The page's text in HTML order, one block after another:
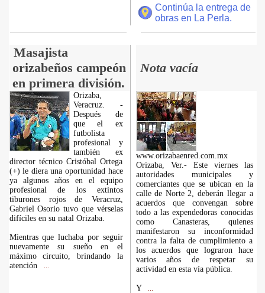
Continúa la entrega de
obras en La Perla.
Masajista
orizabeños campeón
en primera división.
Nota vacía
Orizaba,
Veracruz. -
Después de
que el ex
futbolista
profesional y
también ex
director técnico Cristóbal Ortega
(+) le diera una oportunidad hace
ya algunos años en el equipo
profesional de los extintos
tiburones rojos de Veracruz,
Gabriel Osorio tuvo que vérselas
difíciles en su natal Orizaba.
Mientras que luchaba por seguir
nuevamente su sueño en el
máximo circuito, brindando la
atención
www.orizabaenred.com.mx
Orizaba, Ver.- Este viernes las
autoridades municipales y
comerciantes que se ubican en la
calle de Norte 2, deberán llegar a
acuerdos que convengan sobre
todo a las expendedoras conocidas
como Canasteras, quienes
manifestaron su inconformidad
contra la falta de cumplimiento a
los acuerdos que lograron hace
varios años de respetar su
actividad en esta vía pública.
Y